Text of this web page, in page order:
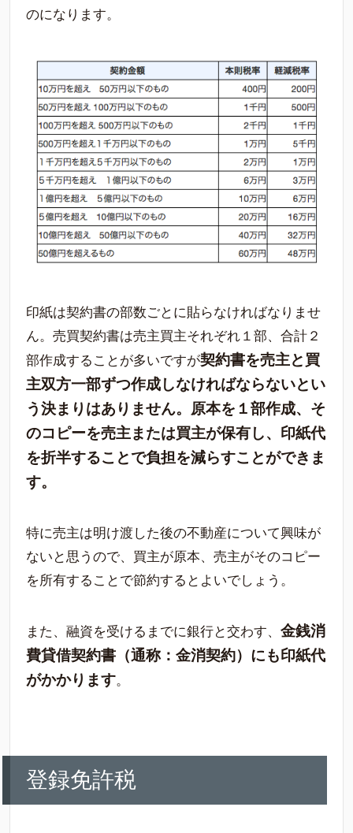
のになります。
印紙は契約書の部数ごとに貼らなければなりませ
ん。売買契約書は売主買主それぞれ１部、合計２
部作成することが多いですが契約書を売主と買
主双方一部ずつ作成しなければならないとい
う決まりはありません。原本を１部作成、そ
のコピーを売主または買主が保有し、印紙代
を折半することで負担を減らすことができま
す。
特に売主は明け渡した後の不動産について興味が
ないと思うので、買主が原本、売主がそのコピー
を所有することで節約するとよいでしょう。
また、融資を受けるまでに銀行と交わす、 金銭消
費貸借契約書（通称：金消契約）にも印紙代
がかかります。
登録免許税